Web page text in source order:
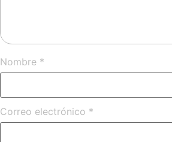
Nombre *
Correo electrónico *